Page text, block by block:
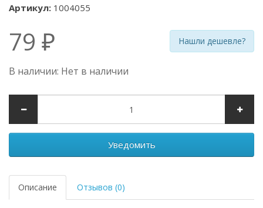
Артикул: 1004055
79 ₽ Нашли дешевле?
В наличии: Нет в наличии
Уведомить
Описание Отзывов (0)